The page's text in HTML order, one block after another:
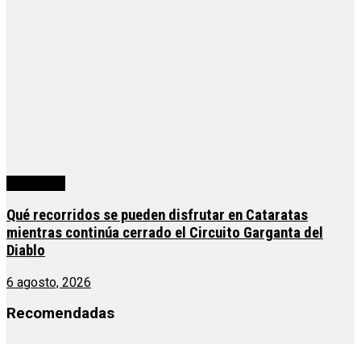
Qué recorridos se pueden disfrutar en Cataratas
mientras continúa cerrado el Circuito Garganta del
Diablo
6 agosto, 2026
Recomendadas